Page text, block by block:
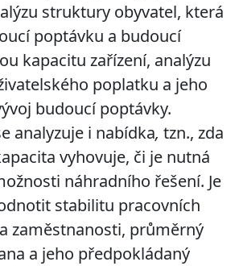
struktury obyvatel, která
poptávku a budoucí
kapacitu zařízení, analýzu
poplatku a jeho
budoucí poptávky.
analyzuje i nabídka, tzn., zda
vyhovuje, či je nutná
náhradního řešení. Je
stabilitu pracovních
zaměstnanosti, průměrný
a jeho předpokládaný